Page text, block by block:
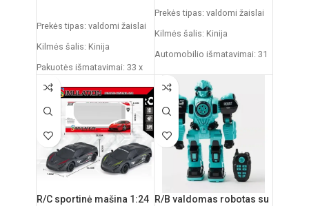
Prekės tipas: valdomi žaislai
Kilmės šalis: Kinija
Pakuotės išmatavimai: 33 x
Mašinos ilgis: 30 cm
Dažnis: 2,4 GHz
Nuotolinio valdymo pultas:
2xAA elementai
RC automobilio
Prekės tipas: valdomi žaislai
Kilmės šalis: Kinija
Automobilio išmatavimai: 31
Rekomenduojamas amžius:
nuo 6 metų
Reiklaingi elementai: 2xAA +
3xAAA
R/C sportinė mašina 1:24
R/B valdomas robotas su